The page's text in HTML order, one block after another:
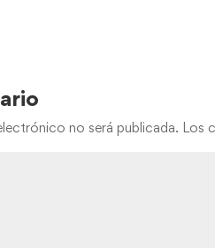
no será publicada. Los